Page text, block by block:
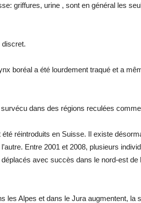
griffures, urine , sont en général les
discret.
boréal a été lourdement traqué et a
dans des régions reculées
réintroduits en Suisse. Il existe
Entre 2001 et 2008, plusieurs
avec succès dans le nord-est
les Alpes et dans le Jura augmentent, la